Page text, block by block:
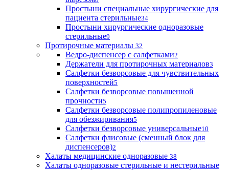
Простыни специальные хирургические для
пациента стерильные34
Простыни хирургические одноразовые
стерильные9
Протирочные материалы 32
Ведро-диспенсер с салфетками2
Держатели для протирочных материалов3
Салфетки безворсовые для чувствительных
поверхностей5
Салфетки безворсовые повышенной
прочности5
Салфетки безворсовые полипропиленовые
для обезжиривания5
Салфетки безворсовые универсальные10
Салфетки флисовые (сменный блок для
диспенсеров)2
Халаты медицинские одноразовые 38
Халаты одноразовые стерильные и нестерильные